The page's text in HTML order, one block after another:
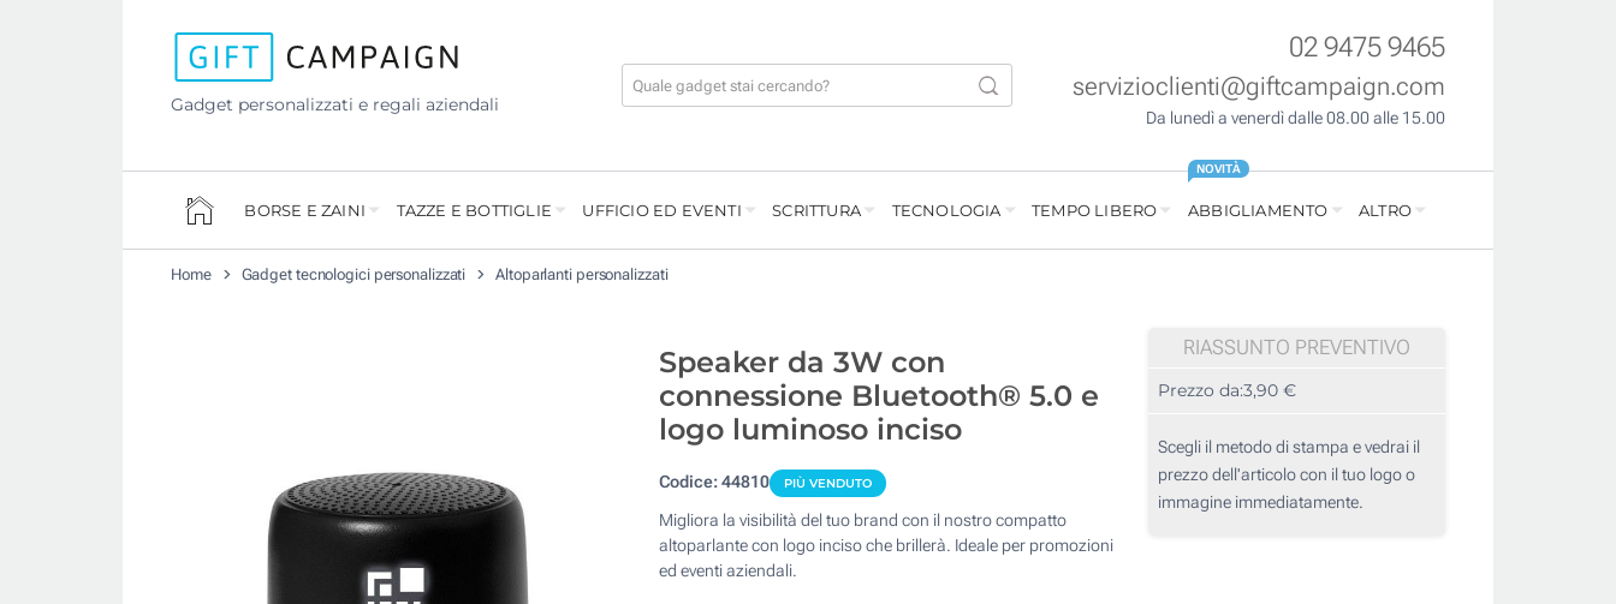
Gadget personalizzati e regali aziendali
02 9475 9465
servizioclienti@giftcampaign.com
Da lunedì a venerdì dalle 08.00 alle 15.00
BORSE E ZAINI TAZZE E BOTTIGLIE UFFICIO ED EVENTI SCRITTURA TECNOLOGIA TEMPO LIBERO ABBIGLIAMENTO
NOVITÀ
ALTRO
Home Gadget tecnologici personalizzati Altoparlanti personalizzati
Speaker da 3W con
connessione Bluetooth® 5.0 e
logo luminoso inciso
Codice: 44810 PIÙ VENDUTO
Migliora la visibilità del tuo brand con il nostro compatto
altoparlante con logo inciso che brillerà. Ideale per promozioni
ed eventi aziendali.
RIASSUNTO PREVENTIVO
Prezzo da:3,90 €
Scegli il metodo di stampa e vedrai il
prezzo dell'articolo con il tuo logo o
immagine immediatamente.